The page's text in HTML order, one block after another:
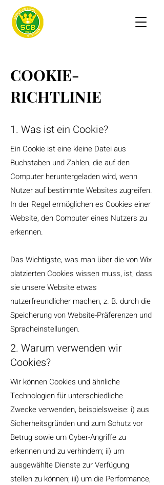
COOKIE-
RICHTLINIE
1. Was ist ein Cookie?
Ein Cookie ist eine kleine Datei aus
Buchstaben und Zahlen, die auf den
Computer heruntergeladen wird, wenn
Nutzer auf bestimmte Websites zugreifen.
In der Regel ermöglichen es Cookies einer
Website, den Computer eines Nutzers zu
erkennen.
Das Wichtigste, was man über die von Wix
platzierten Cookies wissen muss, ist, dass
sie unsere Website etwas
nutzerfreundlicher machen, z. B. durch die
Speicherung von Website-Präferenzen und
Spracheinstellungen.
2. Warum verwenden wir
Cookies?
Wir können Cookies und ähnliche
Technologien für unterschiedliche
Zwecke verwenden, beispielsweise: i) aus
Sicherheitsgründen und zum Schutz vor
Betrug sowie um Cyber-Angriffe zu
erkennen und zu verhindern; ii) um
ausgewählte Dienste zur Verfügung
stellen zu können; iii) um die Performance,